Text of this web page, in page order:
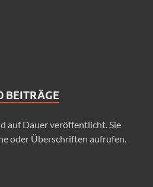
BEITRÄGE
auf Dauer veröffentlicht. Sie
oder Überschriften aufrufen.